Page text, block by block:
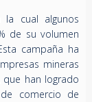
cual algunos
de su volumen
campaña ha
mineras
que han logrado
comercio de